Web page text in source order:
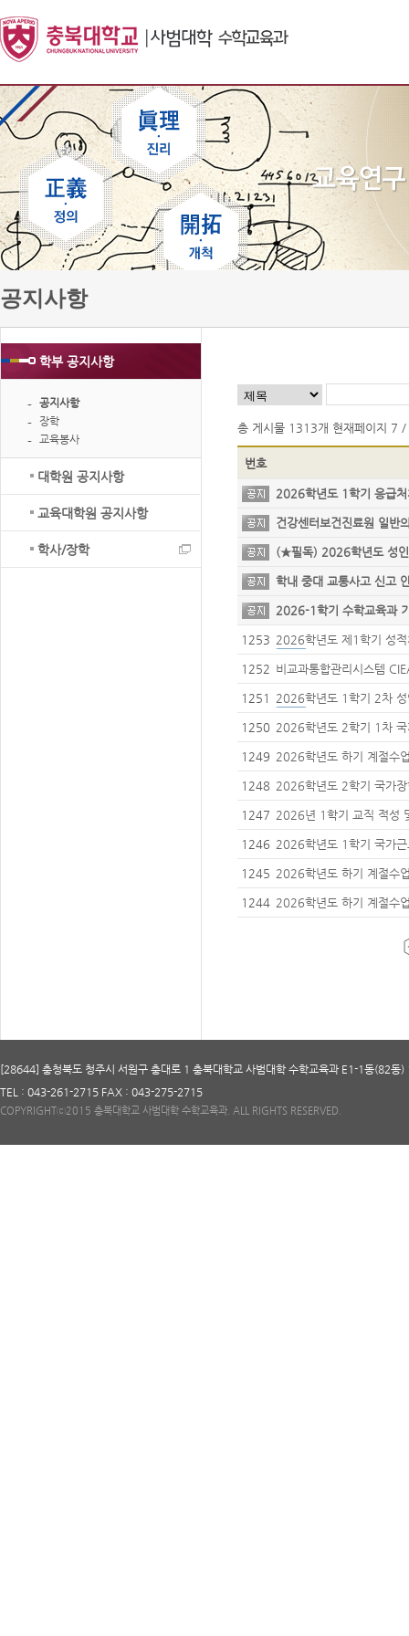
학부 공지사항
공지사항
장학
교육봉사
대학원 공지사항
교육대학원 공지사항
학사/장학
공지사항
총 게시물 1313개 현재페이지 7 /
번호
2026학년도 1학기 응급
건강센터보건진료원 일
(★필독) 2026학년도 성
학내 중대 교통사고 신고
2026-1학기 수학교육과
원 프로그램 신청 안내
1253 2026학년도 제1학기 성
1252 비교과통합관리시스템
제출 안내
1251
2026학년도 1학기 2차
1250 2026학년도 2학기 1차 국
내
1249 2026학년도 하기 계절수
학 안내(9차)
1248 2026학년도 2학기 국가
1247 2026년 1학기 교직 적성
장소 안내
1246 2026학년도 1학기 국가
로그램 신청 안내
1245 2026학년도 하기 계절수
래자동차사업단 학점 교
1244 2026학년도 하기 계절수
금 납부 안내
[28644] 충청북도 청주시 서원구 충대로 1 충북대학교 사범대학 수학교육과 E1-1동(82동)
TEL : 043-261-2715 FAX : 043-275-2715
COPYRIGHTⓒ2015 충북대학교 사범대학 수학교육과. ALL RIGHTS RESERVED.